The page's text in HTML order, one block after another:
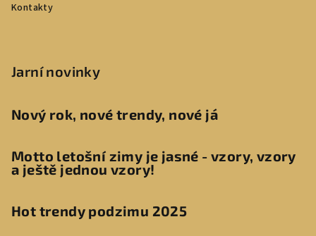
Kontakty
Jarní novinky
Nový rok, nové trendy, nové já
Motto letošní zimy je jasné - vzory, vzory
a ještě jednou vzory!
Hot trendy podzimu 2025